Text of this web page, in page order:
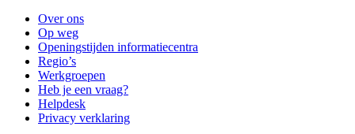
Over ons
Op weg
Openingstijden informatiecentra
Regio’s
Werkgroepen
Heb je een vraag?
Helpdesk
Privacy verklaring